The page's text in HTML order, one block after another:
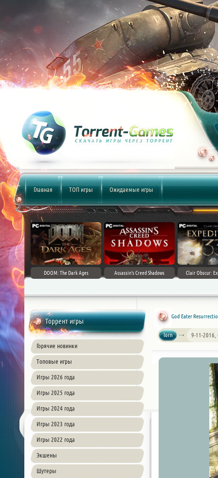
Главная ТОП игры Ожидаемые игры
DOOM: The Dark Ages Assassin's Creed Shadows Clair Obscur:
Торрент игры
Горячие новинки
Топовые игры
Игры 2026 года
Игры 2025 года
Игры 2024 года
Игры 2023 года
Игры 2022 года
Экшены
Шутеры
God Eater
lorn 9-11-2016,